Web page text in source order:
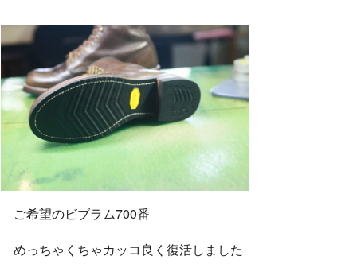
ご希望のビブラム700番
めっちゃくちゃカッコ良く復活しました